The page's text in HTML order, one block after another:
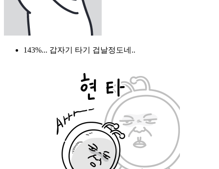
143%... 갑자기 타기 겁날정도네..